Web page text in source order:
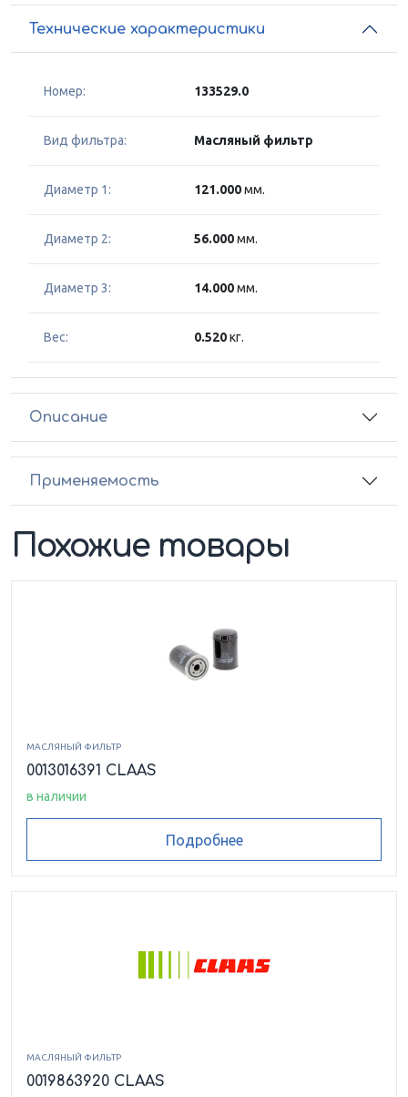
Технические характеристики
Номер: 133529.0
Вид фильтра: Масляный фильтр
Диаметр 1: 121.000мм.
Диаметр 2: 56.000мм.
Диаметр 3: 14.000мм.
Вес: 0.520кг.
Описание
Применяемость
Похожие товары
МАСЛЯНЫЙ ФИЛЬТР
0013016391 CLAAS
в наличии
Подробнее
МАСЛЯНЫЙ ФИЛЬТР
0019863920 CLAAS